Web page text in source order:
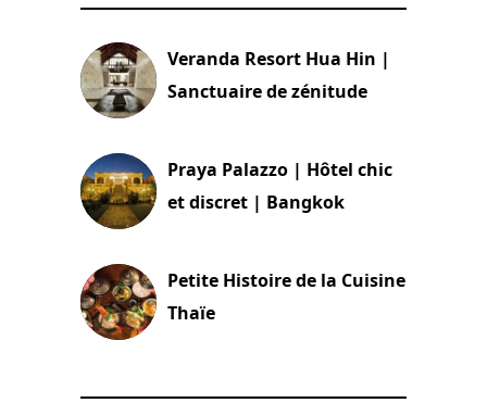
Veranda Resort Hua Hin |
Sanctuaire de zénitude
Praya Palazzo | Hôtel chic
et discret | Bangkok
Petite Histoire de la Cuisine
Thaïe